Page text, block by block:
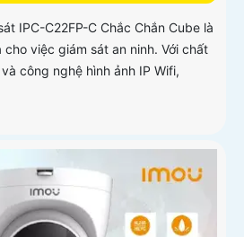
IPC-C22FP-C Chắc Chắn Cube là
việc giám sát an ninh. Với chất
công nghệ hình ảnh IP Wifi,